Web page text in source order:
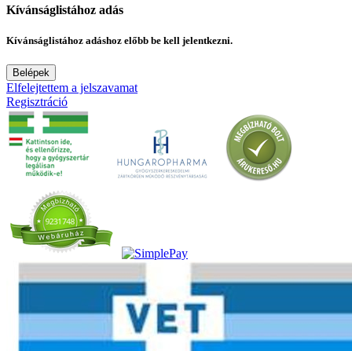
Kívánságlistához adás
Kívánságlistához adáshoz előbb be kell jelentkezni.
Belépek
Elfelejtettem a jelszavamat
Regisztráció